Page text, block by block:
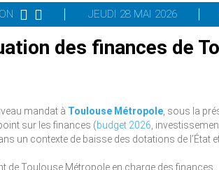
JEUDI 28 MAI 2026
des finances de
mandat à Toulouse Métropole , sous la
sur les finances (budget 2026 ,
un contexte de baisse des dotations de l’État
de Toulouse Métropole en charge des finances.